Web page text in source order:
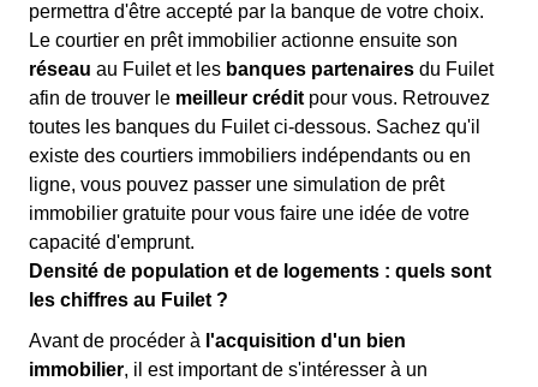
permettra d'être accepté par la banque de votre choix.
Le courtier en prêt immobilier actionne ensuite son
réseau au Fuilet et les banques partenaires du Fuilet
afin de trouver le meilleur crédit pour vous. Retrouvez
toutes les banques du Fuilet ci-dessous. Sachez qu'il
existe des courtiers immobiliers indépendants ou en
ligne, vous pouvez passer une simulation de prêt
immobilier gratuite pour vous faire une idée de votre
capacité d'emprunt.
Densité de population et de logements : quels sont
les chiffres au Fuilet ?
Avant de procéder à l'acquisition d'un bien
immobilier, il est important de s'intéresser à un